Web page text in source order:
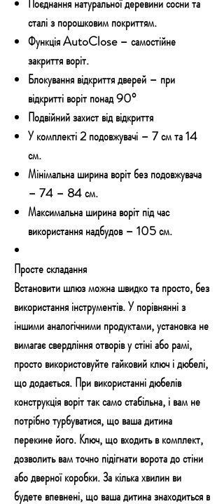
сталі з порошковим покриттям.
Функція AutoClose – самостійне
закриття воріт.
Блокування відкриття дверей – при
відкритті воріт понад 90°
Подвійний захист від відкриття
У комплекті 2 подовжувачі – 7 см та 14
см.
Мінімальна ширина воріт без подовжувача
– 74 – 84 см.
Максимальна ширина воріт під час
використання надбудов – 105 см.
Просте складання
Встановити шлюз можна швидко та просто, без
використання інструментів. У порівнянні з
іншими аналогічними продуктами, установка не
вимагає свердління отворів у стіні або рамі,
просто використовуйте гайковий ключ і дюбелі,
що додається. При використанні дюбелів
конструкція воріт так само стабільна, і вам не
потрібно турбуватися, що ваша дитина
перекине його. Ключ, що входить в комплект,
дозволить вам точно підігнати ворота до стіни
або дверної коробки. За кілька хвилин ви
будете впевнені, що ваша дитина знаходиться в